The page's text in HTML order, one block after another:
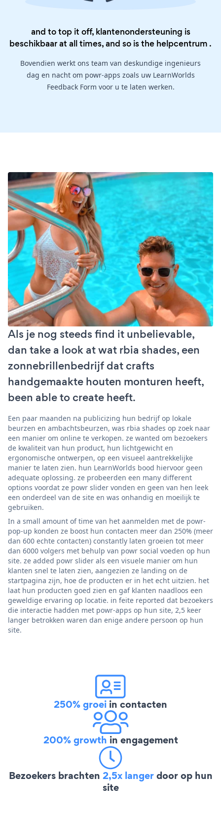
and to top it off, klantenondersteuning is
beschikbaar at all times, and so is the helpcentrum .
Bovendien werkt ons team van deskundige ingenieurs
dag en nacht om powr-apps zoals uw LearnWorlds
Feedback Form voor u te laten werken.
Als je nog steeds find it unbelievable,
dan take a look at wat rbia shades, een
zonnebrillenbedrijf dat crafts
handgemaakte houten monturen heeft,
been able to create heeft.
Een paar maanden na publicizing hun bedrijf op lokale
beurzen en ambachtsbeurzen, was rbia shades op zoek naar
een manier om online te verkopen. ze wanted om bezoekers
de kwaliteit van hun product, hun lichtgewicht en
ergonomische ontwerpen, op een visueel aantrekkelijke
manier te laten zien. hun LearnWorlds bood hiervoor geen
adequate oplossing. ze probeerden een many different
options voordat ze powr slider vonden en geen van hen leek
een onderdeel van de site en was onhandig en moeilijk te
gebruiken.
In a small amount of time van het aanmelden met de powr-
pop-up konden ze boost hun contacten meer dan 250% (meer
dan 600 echte contacten) constantly laten groeien tot meer
dan 6000 volgers met behulp van powr social voeden op hun
site. ze added powr slider als een visuele manier om hun
klanten snel te laten zien, aangezien ze landing on de
startpagina zijn, hoe de producten er in het echt uitzien. het
laat hun producten goed zien en gaf klanten naadloos een
geweldige ervaring op locatie. in feite reported dat bezoekers
die interactie hadden met powr-apps op hun site, 2,5 keer
langer betrokken waren dan enige andere persoon op hun
site.
250% groei in contacten
200% growth in engagement
Bezoekers brachten 2,5x langerdoor op hun
site